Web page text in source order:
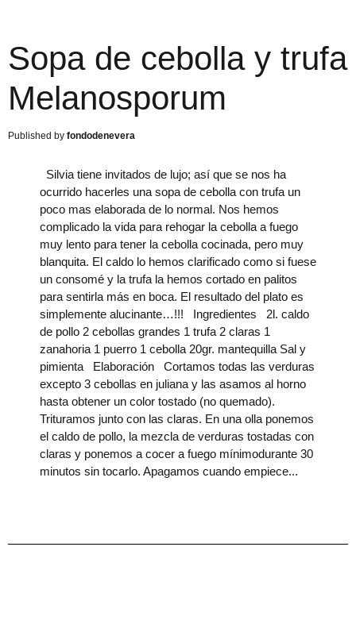
Sopa de cebolla y trufa
Melanosporum
fondodenevera
Silvia tiene invitados de lujo; así que se nos ha
ocurrido hacerles una sopa de cebolla con trufa un
poco mas elaborada de lo normal. Nos hemos
complicado la vida para rehogar la cebolla a fuego
muy lento para tener la cebolla cocinada, pero muy
blanquita. El caldo lo hemos clarificado como si fuese
un consomé y la trufa la hemos cortado en palitos
para sentirla más en boca. El resultado del plato es
simplemente alucinante…!!! Ingredientes 2l. caldo
de pollo 2 cebollas grandes 1 trufa 2 claras 1
zanahoria 1 puerro 1 cebolla 20gr. mantequilla Sal y
pimienta Elaboración Cortamos todas las verduras
excepto 3 cebollas en juliana y las asamos al horno
hasta obtener un color tostado (no quemado).
Trituramos junto con las claras. En una olla ponemos
el caldo de pollo, la mezcla de verduras tostadas con
claras y ponemos a cocer a fuego mínimodurante 30
minutos sin tocarlo. Apagamos cuando empiece